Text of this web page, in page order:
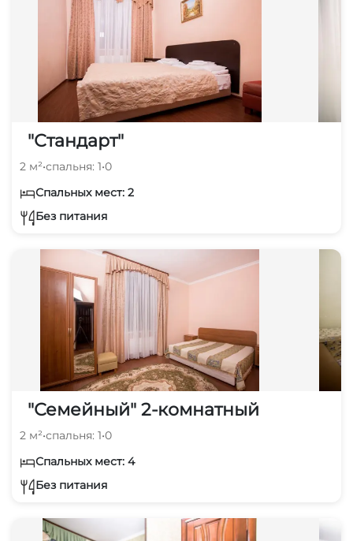
"Стандарт"
2 м²•спальня: 1•0
Спальных мест: 2
Без питания
"Семейный" 2-комнатный
2 м²•спальня: 1•0
Спальных мест: 4
Без питания